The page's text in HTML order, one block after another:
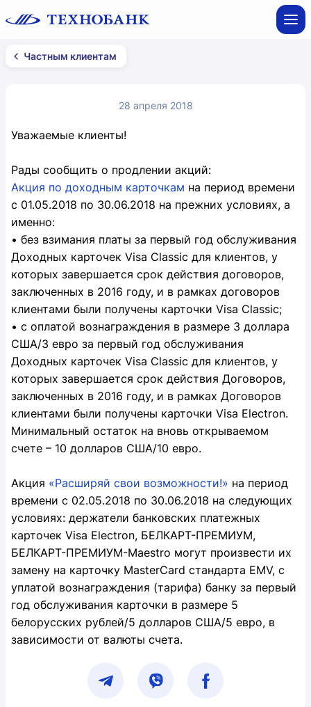
Частным клиентам
28 апреля 2018
Уважаемые клиенты!
Рады сообщить о продлении акций:
Акция по доходным карточкам на период времени
с 01.05.2018 по 30.06.2018 на прежних условиях, а
именно:
• без взимания платы за первый год обслуживания
Доходных карточек Visa Classic для клиентов, у
которых завершается срок действия договоров,
заключенных в 2016 году, и в рамках договоров
клиентами были получены карточки Visa Classic;
• с оплатой вознаграждения в размере 3 доллара
США/3 евро за первый год обслуживания
Доходных карточек Visa Classic для клиентов, у
которых завершается срок действия Договоров,
заключенных в 2016 году, и в рамках Договоров
клиентами были получены карточки Visa Electron.
Минимальный остаток на вновь открываемом
счете – 10 долларов США/10 евро.
Акция «Расширяй свои возможности!» на период
времени с 02.05.2018 по 30.06.2018 на следующих
условиях: держатели банковских платежных
карточек Visa Electron, БЕЛКАРТ-ПРЕМИУМ,
БЕЛКАРТ-ПРЕМИУМ-Maestro могут произвести их
замену на карточку MasterCard стандарта EMV, с
уплатой вознаграждения (тарифа) банку за первый
год обслуживания карточки в размере 5
белорусских рублей/5 долларов США/5 евро, в
зависимости от валюты счета.